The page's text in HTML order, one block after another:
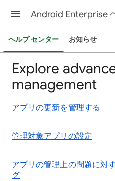
Android Enterprise
ヘルプ センター お知らせ
Explore
management
アプリの更新を管理する
管理対象アプリの設定
アプリの管理上の問題に対
グ